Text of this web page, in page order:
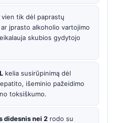
vien tik dėl paprastų
įprasto alkoholio vartojimo
skubios gydytojo
kelia susirūpinimą dėl
išeminio pažeidimo
toksiškumo.
didesnis nei 2 rodo su